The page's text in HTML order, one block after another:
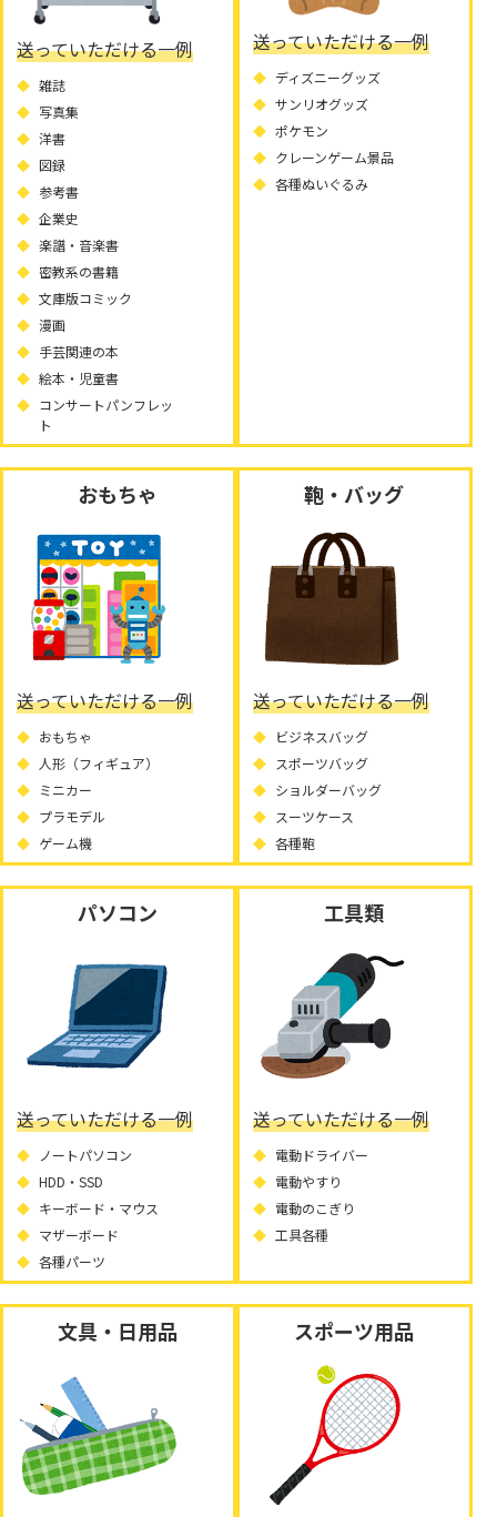
送っていただける一例
雑誌
写真集
洋書
図録
参考書
企業史
楽譜・音楽書
密教系の書籍
文庫版コミック
漫画
手芸関連の本
絵本・児童書
コンサートパンフレッ
ト
送っていただける一例
ディズニーグッズ
サンリオグッズ
ポケモン
クレーンゲーム景品
各種ぬいぐるみ
おもちゃ
送っていただける一例
おもちゃ
人形（フィギュア）
ミニカー
プラモデル
ゲーム機
鞄・バッグ
送っていただける一例
ビジネスバッグ
スポーツバッグ
ショルダーバッグ
スーツケース
各種鞄
パソコン
送っていただける一例
ノートパソコン
HDD・SSD
キーボード・マウス
マザーボード
各種パーツ
工具類
送っていただける一例
電動ドライバー
電動やすり
電動のこぎり
工具各種
文具・日用品 スポーツ用品